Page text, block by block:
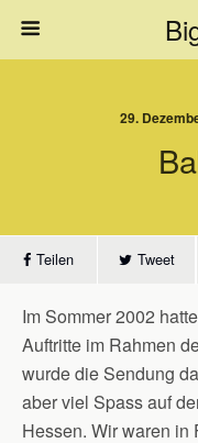
29.
Teilen Tweet
Im Sommer 2002
Auftritte im Rahmen
wurde die Sendung
aber viel Spass auf
Hessen. Wir waren in